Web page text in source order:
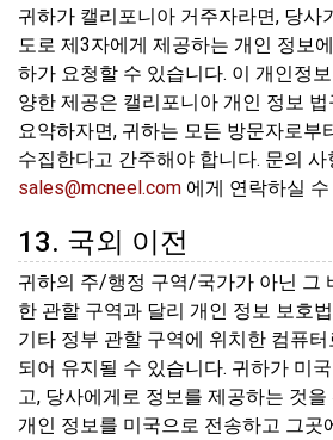
귀하가 캘리포니아 거주자라면, 당사
도로 제3자에게 제공하는 개인 정보
하가 요청할 수 있습니다. 이 개인정
양한 제공은 캘리포니아 개인 정보
요약하자면, 귀하는 모든 방문자로부
수집한다고 간주해야 합니다. 문의
sales@mcneel.com 에게 연락하실
13. 국외 이전
귀하의 주/행정 구역/국가가 아닌 그
한 관할 구역과 달리 개인 정보 보호
기타 정부 관할 구역에 위치한 컴퓨
되어 유지될 수 있습니다. 귀하가 미
고, 당사에게로 정보를 제공하는 것
개인 정보를 미국으로 전송하고 그곳